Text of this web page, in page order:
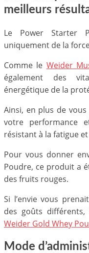
meilleurs
Le Power Starter
uniquement de la
Comme le Weider
également des
énergétique de la
Ainsi, en plus de
votre performance
résistant à la fatigue
Pour vous donner
Poudre, ce produit a
des fruits rouges.
Si l’envie vous
des goûts
Weider Gold Whey
Mode